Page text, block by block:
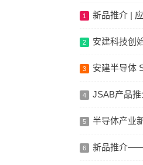
1 新品推介 | 应用于
2 安建科技创始人谈
3 安建半导体 SGT MOSFET
4 JSAB产品推介
5 半导体产业
6 新品推介